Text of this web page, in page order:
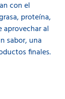
con el
proteína,
aprovechar al
sabor, una
finales.